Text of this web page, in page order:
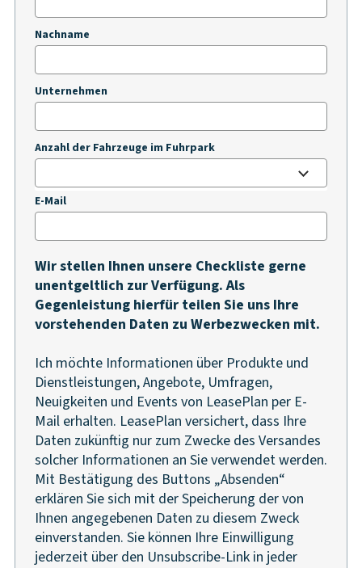
Nachname
Unternehmen
Anzahl der Fahrzeuge im Fuhrpark
E-Mail
Wir stellen Ihnen unsere Checkliste gerne
unentgeltlich zur Verfügung. Als
Gegenleistung hierfür teilen Sie uns Ihre
vorstehenden Daten zu Werbezwecken mit.
Ich möchte Informationen über Produkte und
Dienstleistungen, Angebote, Umfragen,
Neuigkeiten und Events von LeasePlan per E-
Mail erhalten. LeasePlan versichert, dass Ihre
Daten zukünftig nur zum Zwecke des Versandes
solcher Informationen an Sie verwendet werden.
Mit Bestätigung des Buttons „Absenden“
erklären Sie sich mit der Speicherung der von
Ihnen angegebenen Daten zu diesem Zweck
einverstanden. Sie können Ihre Einwilligung
jederzeit über den Unsubscribe-Link in jeder